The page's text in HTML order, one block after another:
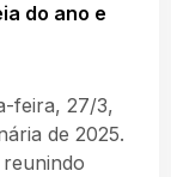
do ano e
feira, 27/3,
de 2025.